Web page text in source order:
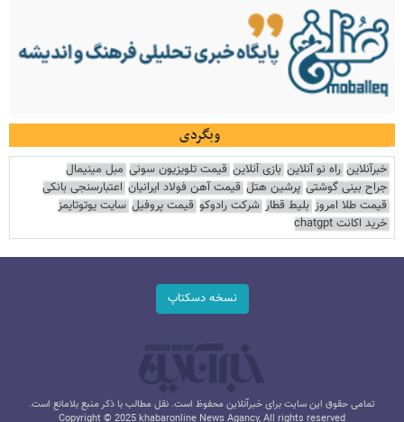
وبگردی
خبرآنلاین راه نو آنلاین بازی آنلاین قیمت تلویزیون سونی مبل مینیمال
جراح بینی گوشتی پرشین هتل قیمت آهن فولاد ایرانیان اعتبارسنجی بانکی
قیمت طلا امروز بلیط قطار شرکت رادوکو قیمت پروفیل سایت یوتوتایمز
خرید اکانت chatgpt
نسخه دسکتاپ
تمامی حقوق این سایت برای خبرآنلاین محفوظ است. نقل مطالب با ذکر منبع بلامانع است.
Copyright © 2025 khabaronline News Agancy, All rights reserved